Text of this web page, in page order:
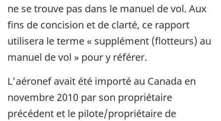
ne se trouve pas dans le manuel de vol. Aux
fins de concision et de clarté, ce rapport
utilisera le terme « supplément (flotteurs) au
manuel de vol » pour y référer.
L'aéronef avait été importé au Canada en
novembre 2010 par son propriétaire
précédent et le pilote/propriétaire de